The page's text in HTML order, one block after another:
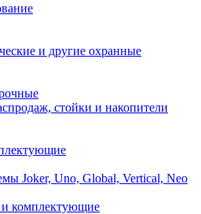
и другие охранные
стойки и накопители
Joker, Uno, Global, Vertical, Neo
комплектующие